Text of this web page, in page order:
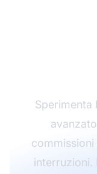
Sperimenta
interruzioni.